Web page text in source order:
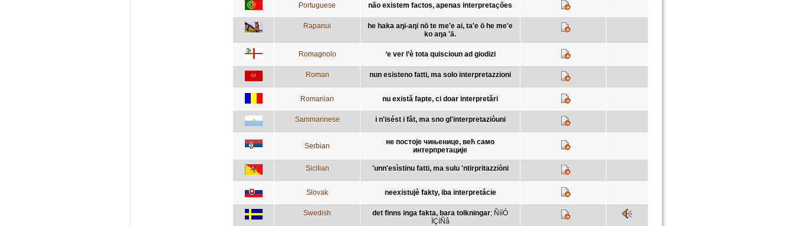
Portuguese não existem factos, apenas interpretações
Rapanui
he haka aŋi-aŋi nō te me'e ai, ta'e ō he me'e
ko aŋa 'ā.
Romagnolo ‘e ver l’è tota quiscioun ad giodizi
Roman nun esisteno fatti, ma solo interpretazzioni
Romanian nu există fapte, ci doar interpretări
Sammarinese i n'isést i fât, ma sno gl'interpretaziòuni
Serbian
не постоје чињенице, већ само
интерпретације
Sicilian 'unn'esìstinu fatti, ma sulu 'ntirpritazziòni
Slovak neexistujè fakty, iba interpretácie
Swedish det finns inga fakta, bara tolkningar; ÑííÓ
ÏÇíÑå